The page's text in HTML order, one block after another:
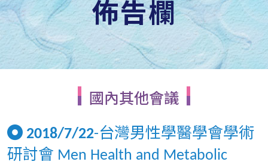
佈告欄
國內其他會議
2018/7/22-台灣男性學醫學會學術
研討會 Men Health and Metabolic